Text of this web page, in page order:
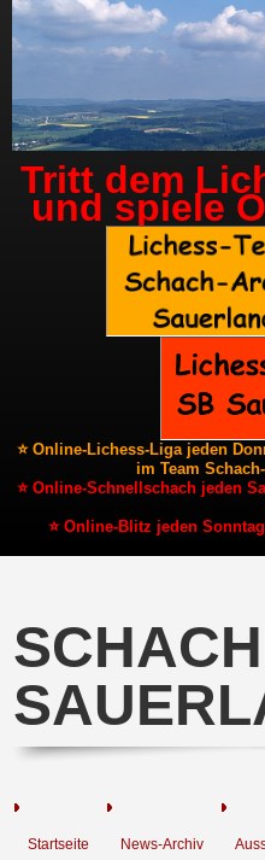
Tritt dem
und spiele
⭐ Online-Lichess-Liga jeden
im Team
⭐ Online-Schnellschach jeden
⭐ Online-Blitz jeden
Startseite News-Archiv